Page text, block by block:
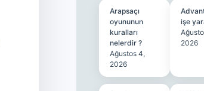
Arapsaçı
oyununun
kuralları
nelerdir ?
Ağustos 4,
2026
işe
2026